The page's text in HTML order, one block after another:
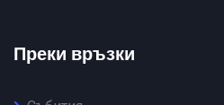
Преки връзки